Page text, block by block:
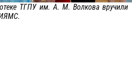
ТГПУ им. А. М. Волкова вручили